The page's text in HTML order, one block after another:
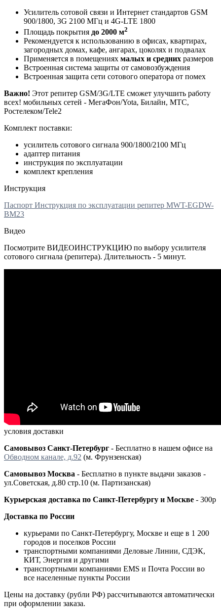
Усилитель сотовой связи и Интернет стандартов GSM
900/1800, 3G 2100 МГц и 4G-LTE 1800
Площадь покрытия до 2000 м2
Рекомендуется к использованию в офисах, квартирах,
загородных домах, кафе, ангарах, цоколях и подвалах
Применяется в помещениях малых и средних размеров
Встроенная система защиты от самовозбуждения
Встроенная защита сети сотового оператора от помех
Важно! Этот репитер GSM/3G/LTE сможет улучшить работу
всех! мобильных сетей - МегаФон/Yota, Билайн, МТС,
Ростелеком/Tele2
Комплект поставки:
усилитель сотового сигнала 900/1800/2100 МГц
адаптер питания
инструкция по эксплуатации
комплект крепления
Инструкция
Паспорт Инструкция по эксплуатации репитер MWT-EGDW-
BM23
Видео
Посмотрите ВИДЕОИНСТРУКЦИЮ по выбору усилителя
сотового сигнала (репитера). Длительность - 5 минут.
условия доставки
Самовывоз Санкт-Петербург - Бесплатно в нашем офисе на
Обводном канале, д.92 (м. Фрунзенская)
Самовывоз Москва - Бесплатно в пункте выдачи заказов -
ул.Советская, д.80 стр.10 (м. Партизанская)
Курьерская доставка по Санкт-Петербургу и Москве - 300р
Доставка по России
курьерами по Санкт-Петербургу, Москве и еще в 1 200
городов и поселков России
транспортными компаниями Деловые Линии, СДЭК,
КИТ, Энергия и другими
транспортными компаниями EMS и Почта России во
все населенные пункты России
Цены на доставку (рубли РФ) рассчитываются автоматически
при оформлении заказа.